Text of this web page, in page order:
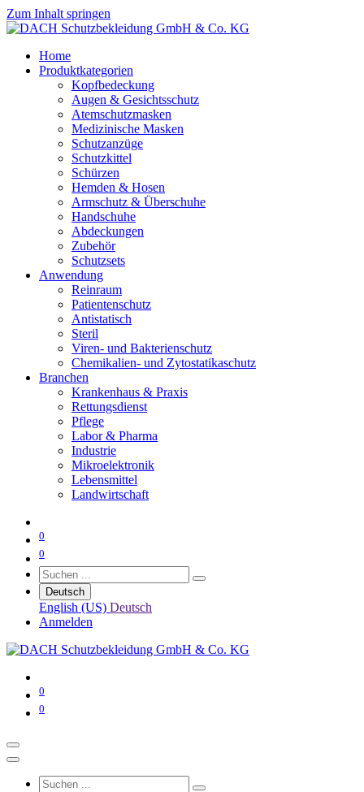
Zum Inhalt springen
Home
Produktkategorien
Kopfbedeckung
Augen & Gesichtsschutz
Atemschutzmasken
Medizinische Masken
Schutzanzüge
Schutzkittel
Schürzen
Hemden & Hosen
Armschutz & Überschuhe
Handschuhe
Abdeckungen
Zubehör
Schutzsets
Anwendung
Reinraum
Patientenschutz
Antistatisch
Steril
Viren- und Bakterienschutz
Chemikalien- und Zytostatikaschutz
Branchen
Krankenhaus & Praxis
Rettungsdienst
Pflege
Labor & Pharma
Industrie
Mikroelektronik
Lebensmittel
Landwirtschaft
0
0
Deutsch
English (US) Deutsch
Anmelden
0
0